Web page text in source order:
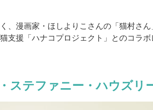
、漫画家・ほしよりこさんの「猫村さ
支援「ハナコプロジェクト」とのコラ
ステファニー・ハウズリ